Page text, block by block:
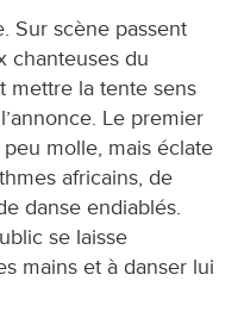
Sur scène passent
chanteuses du
mettre la tente sens
Le premier
molle, mais éclate
africains, de
danse endiablés.
se laisse
mains et à danser lui